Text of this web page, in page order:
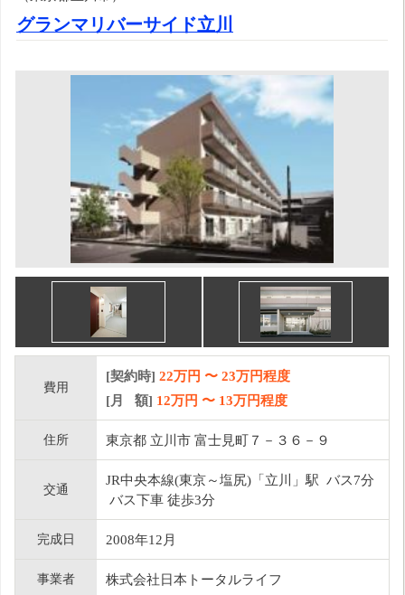
グランマリバーサイド立川
費用
[契約時] 22万円 〜 23万円程度
[月 額] 12万円 〜 13万円程度
住所 東京都 立川市 富士見町７－３６－９
交通
JR中央本線(東京～塩尻)「立川」駅 バス7分
バス下車 徒歩3分
完成日 2008年12月
事業者 株式会社日本トータルライフ